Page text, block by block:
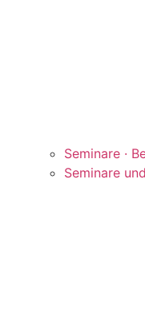
Seminare ·
Seminare